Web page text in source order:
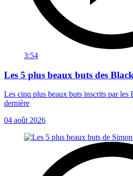
3:54
Les 5 plus beaux buts des
Les cinq plus beaux buts inscrits par les
dernière
04 août 2026